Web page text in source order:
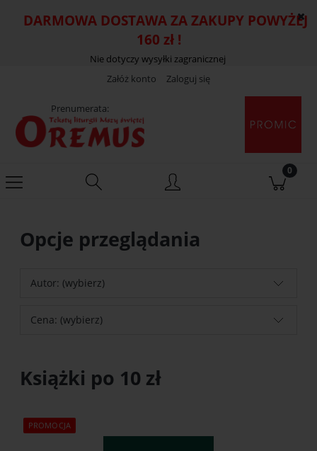
DARMOWA DOSTAWA ZA ZAKUPY POWYŻEJ
160 zł !
Nie dotyczy wysyłki zagranicznej
Załóż konto
Zaloguj się
Prenumerata:
Opcje przeglądania
Autor: (wybierz)
Cena: (wybierz)
Książki po 10 zł
PROMOCJA